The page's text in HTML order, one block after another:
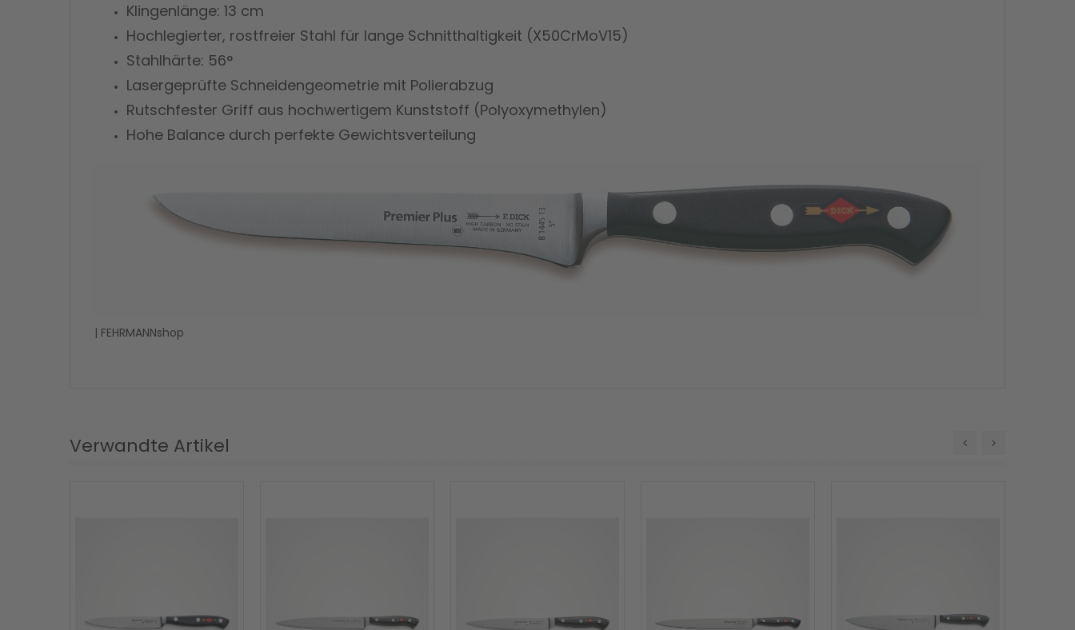
Klingenlänge: 13 cm
Hochlegierter, rostfreier Stahl für lange Schnitthaltigkeit (X50CrMoV15)
Stahlhärte: 56°
Lasergeprüfte Schneidengeometrie mit Polierabzug
Rutschfester Griff aus hochwertigem Kunststoff (Polyoxymethylen)
Hohe Balance durch perfekte Gewichtsverteilung
| FEHRMANNshop
Verwandte Artikel